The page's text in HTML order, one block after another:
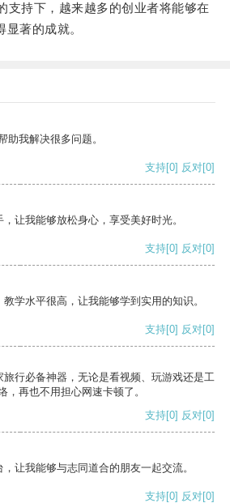
持下，越来越多的创业者将能够在
著的成就。
助我解决很多问题。
支持[0] 反对[0]
让我能够放松身心，享受美好时光。
支持[0] 反对[0]
学水平很高，让我能够学到实用的知识。
支持[0] 反对[0]
行必备神器，无论是看视频、玩游戏还是工
，再也不用担心网速卡顿了。
支持[0] 反对[0]
让我能够与志同道合的朋友一起交流。
支持[0] 反对[0]